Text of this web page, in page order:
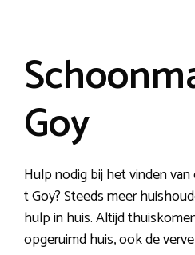
Goy
Hulp nodig bij het vinden
t Goy? Steeds meer
hulp in huis. Altijd
opgeruimd huis, ook de